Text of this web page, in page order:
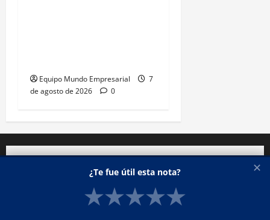
Equipo Mundo Empresarial
7
de agosto de 2026
0
Ingresa tu correo para estar al tanto de todas las
✕
¿Te fue útil esta nota?
★★★★★